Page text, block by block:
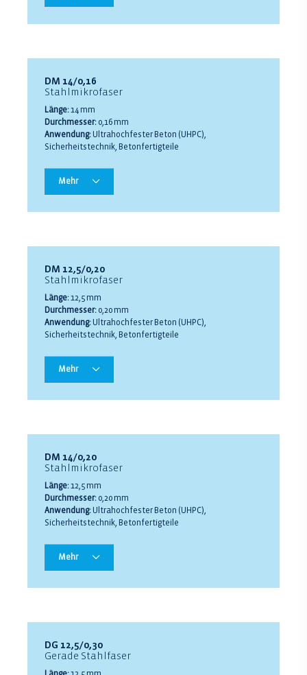
DM 14/0,16
Stahlmikrofaser
Länge:14 mm
Durchmesser: 0,16 mm
Anwendung: Ultrahochfester Beton (UHPC),
Sicherheitstechnik, Betonfertigteile
Mehr
DM 12,5/0,20
Stahlmikrofaser
Länge:12,5 mm
Durchmesser: 0,20 mm
Anwendung: Ultrahochfester Beton (UHPC),
Sicherheitstechnik, Betonfertigteile
Mehr
DM 14/0,20
Stahlmikrofaser
Länge:12,5 mm
Durchmesser: 0,20 mm
Anwendung: Ultrahochfester Beton (UHPC),
Sicherheitstechnik, Betonfertigteile
Mehr
DG 12,5/0,30
Gerade Stahlfaser